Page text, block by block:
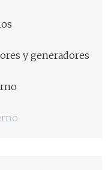
y generadores